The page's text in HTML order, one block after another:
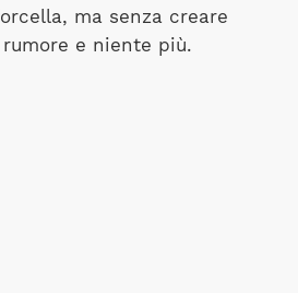
ma senza creare
rumore e niente più.